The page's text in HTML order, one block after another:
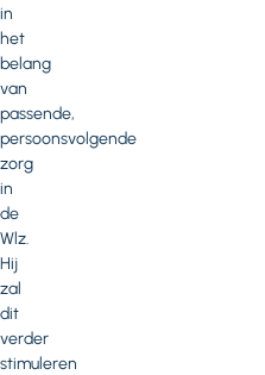
in
het
belang
van
passende,
persoonsvolgende
zorg
in
de
Wlz.
Hij
zal
dit
verder
stimuleren